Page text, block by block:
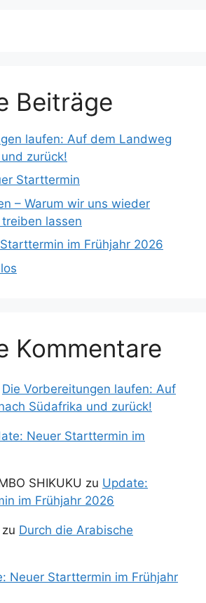
Beiträge
laufen: Auf dem Landweg
zurück!
Starttermin
– Warum wir uns wieder
lassen
im Frühjahr 2026
Kommentare
Die Vorbereitungen laufen: Auf
Südafrika und zurück!
Neuer Starttermin im
SHIKUKU zu Update:
im Frühjahr 2026
zu Durch die Arabische
Neuer Starttermin im Frühjahr